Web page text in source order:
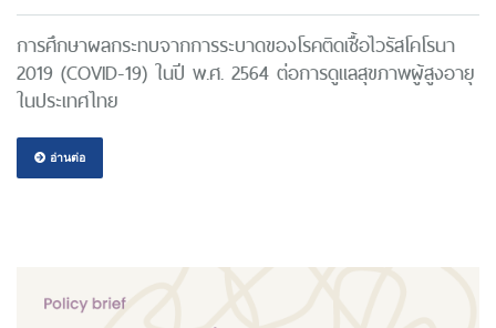
การศึกษาผลกระทบจากการระบาดของโรคติดเชื้อไวรัสโคโรนา
2019 (COVID-19) ในปี พ.ศ. 2564 ต่อการดูแลสุขภาพผู้สูงอายุ
ในประเทศไทย
อ่านต่อ